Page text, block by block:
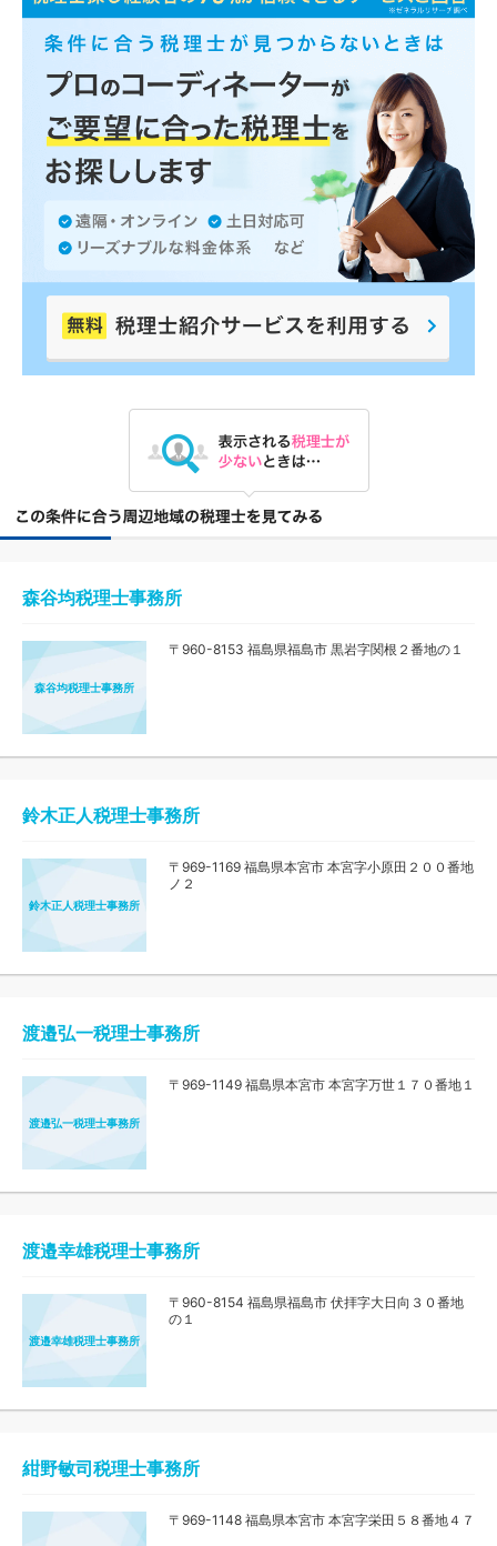
森谷均税理士事務所
森谷均税理士事務所
〒960-8153 福島県福島市 黒岩字関根２番地の１
鈴木正人税理士事務所
鈴木正人税理士事務所
〒969-1169 福島県本宮市 本宮字小原田２００番地
ノ２
渡邉弘一税理士事務所
渡邉弘一税理士事務所
〒969-1149 福島県本宮市 本宮字万世１７０番地１
渡邉幸雄税理士事務所
渡邉幸雄税理士事務所
〒960-8154 福島県福島市 伏拝字大日向３０番地
の１
紺野敏司税理士事務所
〒969-1148 福島県本宮市 本宮字栄田５８番地４７